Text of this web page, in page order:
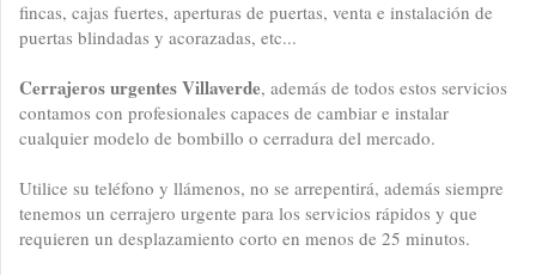
fincas, cajas fuertes, aperturas de puertas, venta e instalación de
puertas blindadas y acorazadas, etc...
Cerrajeros urgentes Villaverde, además de todos estos servicios
contamos con profesionales capaces de cambiar e instalar
cualquier modelo de bombillo o cerradura del mercado.
Utilice su teléfono y llámenos, no se arrepentirá, además siempre
tenemos un cerrajero urgente para los servicios rápidos y que
requieren un desplazamiento corto en menos de 25 minutos.